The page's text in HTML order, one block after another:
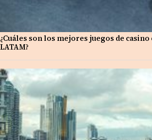
¿Cuáles son los mejores juegos de
LATAM?